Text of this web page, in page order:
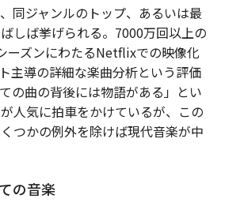
同ジャンルのトップ、あるいは最
しば挙げられる。7000万回以上の
ーズンにわたるNetflixでの映像化
主導の詳細な楽曲分析という評価
の曲の背後には物語がある」とい
人気に拍車をかけているが、この
つかの例外を除けば現代音楽が中
の音楽